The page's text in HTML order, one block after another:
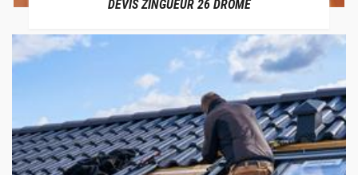
DEVIS ZINGUEUR 26 DRÔME